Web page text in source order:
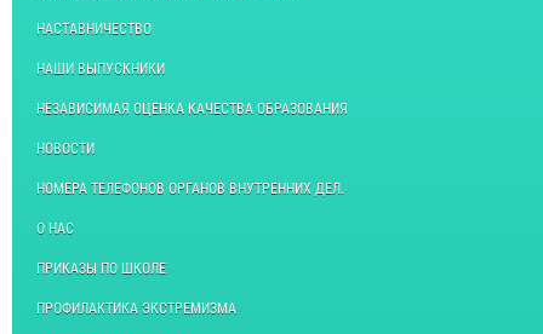
НАСТАВНИЧЕСТВО
НАШИ ВЫПУСКНИКИ
НЕЗАВИСИМАЯ ОЦЕНКА КАЧЕСТВА ОБРАЗОВАНИЯ
НОВОСТИ
НОМЕРА ТЕЛЕФОНОВ ОРГАНОВ ВНУТРЕННИХ ДЕЛ.
О НАС
ПРИКАЗЫ ПО ШКОЛЕ
ПРОФИЛАКТИКА ЭКСТРЕМИЗМА